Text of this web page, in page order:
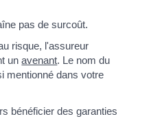
pas de surcoût.
risque, l'assureur
unavenant. Le nom du
mentionné dans votre
bénéficier des garanties